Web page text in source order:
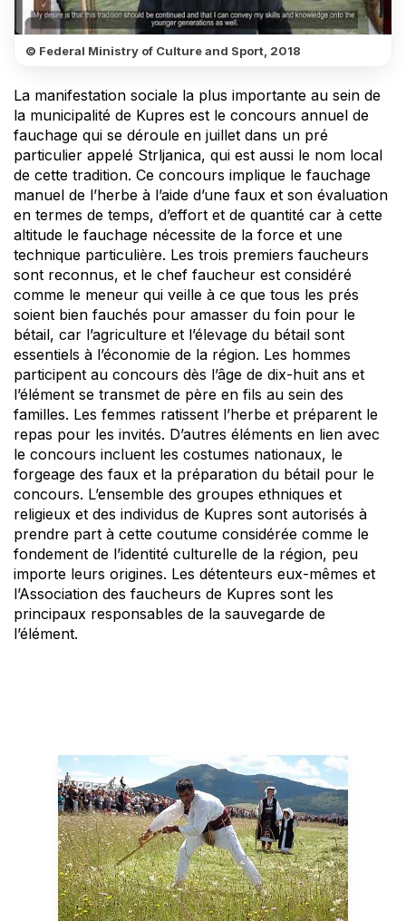
© Federal Ministry of Culture and Sport, 2018
La manifestation sociale la plus importante au sein de
la municipalité de Kupres est le concours annuel de
fauchage qui se déroule en juillet dans un pré
particulier appelé Strljanica, qui est aussi le nom local
de cette tradition. Ce concours implique le fauchage
manuel de l’herbe à l’aide d’une faux et son évaluation
en termes de temps, d’effort et de quantité car à cette
altitude le fauchage nécessite de la force et une
technique particulière. Les trois premiers faucheurs
sont reconnus, et le chef faucheur est considéré
comme le meneur qui veille à ce que tous les prés
soient bien fauchés pour amasser du foin pour le
bétail, car l’agriculture et l’élevage du bétail sont
essentiels à l’économie de la région. Les hommes
participent au concours dès l’âge de dix-huit ans et
l’élément se transmet de père en fils au sein des
familles. Les femmes ratissent l’herbe et préparent le
repas pour les invités. D’autres éléments en lien avec
le concours incluent les costumes nationaux, le
forgeage des faux et la préparation du bétail pour le
concours. L’ensemble des groupes ethniques et
religieux et des individus de Kupres sont autorisés à
prendre part à cette coutume considérée comme le
fondement de l’identité culturelle de la région, peu
importe leurs origines. Les détenteurs eux-mêmes et
l’Association des faucheurs de Kupres sont les
principaux responsables de la sauvegarde de
l’élément.